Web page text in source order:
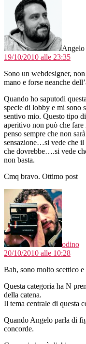
Angelo
19/10/2010 alle 23:35
Sono un webdesigner,
mano e forse neanche
Quando ho saputodi
specie di lobby e mi sono
sentivo mio. Questo tipo
aperitivo non può che fare
penso sempre che non
sensazione…si vede che il
che dovrebbe….si vede
non basta.
Cmq bravo. Ottimo post
odino
20/10/2010 alle 10:28
Bah, sono molto scettico
Questa categoria ha N
della catena.
Il tema centrale di questa
Quando Angelo parla di
concorde.